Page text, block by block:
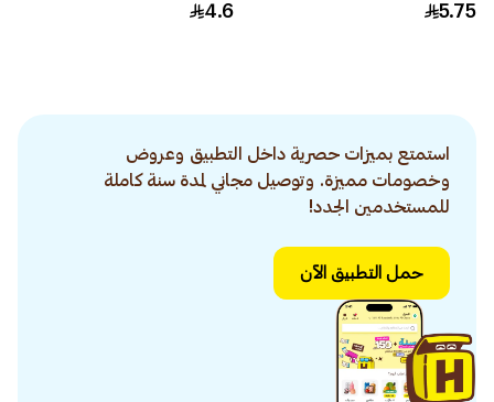
5.75
4.6
استمتع بميزات حصرية داخل التطبيق وعروض
وخصومات مميزة. وتوصيل مجاني لمدة سنة كاملة
للمستخدمين الجدد!
حمل التطبيق الآن